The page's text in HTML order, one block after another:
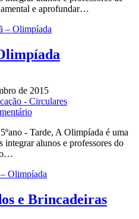
e aprofundar…
– Olimpíada
de 2015
- Circulares
- Tarde, A Olimpíada é uma
alunos e professores do
Olimpíada
e Brincadeiras